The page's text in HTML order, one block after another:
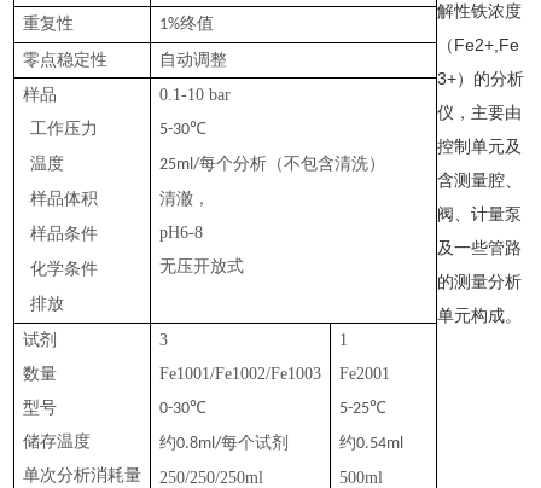
重复性
1%终值
零点稳定性
自动调整
样品
工作压力
温度
样品体积
样品条件
化学条件
排放
0.1-10 bar
5-30℃
25ml/每个分析（不包含清洗）
清澈，
pH6-8
无压开放式
试剂
数量
型号
储存温度
单次分析消耗量
3
Fe1001/Fe1002/Fe1003
0-30℃
约0.8ml/每个试剂
250/250/250ml
1
Fe2001
5-25℃
约0.54ml
500ml
解性铁浓度
（Fe2+,Fe
3+）的分析
仪，主要由
控制单元及
含测量腔、
阀、计量泵
及一些管路
的测量分析
单元构成。